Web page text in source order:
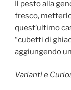
Il pesto alla
fresco,
quest’ultimo
“cubetti di
aggiungendo
Varianti e